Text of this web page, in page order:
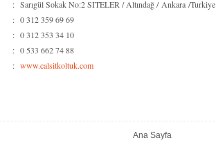
: Sarıgül Sokak No:2 SITELER / Altındağ / Ankara /Turkiye
: 0 312 359 69 69
: 0 312 353 34 10
: 0 533 662 74 88
: www.calsitkoltuk.com
Ana Sayfa